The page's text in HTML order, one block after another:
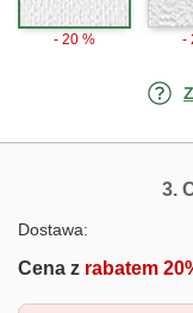
- 20 % -
3.
Dostawa:
Cena z rabatem